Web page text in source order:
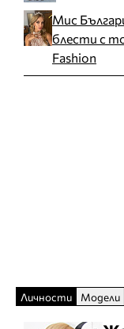
Мис
блести с
Fashion
Личности Модели